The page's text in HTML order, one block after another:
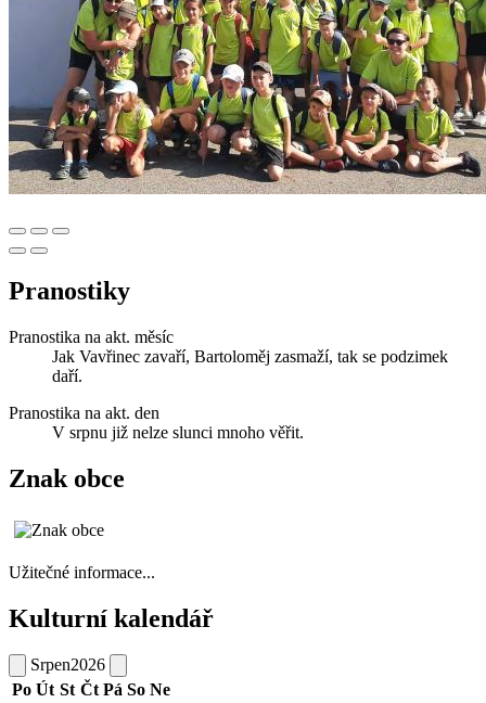
Pranostiky
Pranostika na akt. měsíc
Jak Vavřinec zavaří, Bartoloměj zasmaží, tak se podzimek
daří.
Pranostika na akt. den
V srpnu již nelze slunci mnoho věřit.
Znak obce
Užitečné informace...
Kulturní kalendář
Srpen2026
Po Út St Čt Pá So Ne